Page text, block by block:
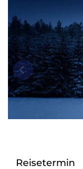
Busreisen
Bus mieten
Gutscheine
Kontakt
Reisetermin